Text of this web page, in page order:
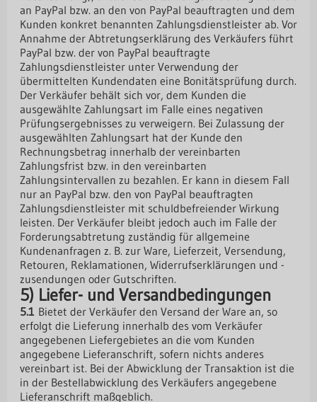
an PayPal bzw. an den von PayPal beauftragten und dem
Kunden konkret benannten Zahlungsdienstleister ab. Vor
Annahme der Abtretungserklärung des Verkäufers führt
PayPal bzw. der von PayPal beauftragte
Zahlungsdienstleister unter Verwendung der
übermittelten Kundendaten eine Bonitätsprüfung durch.
Der Verkäufer behält sich vor, dem Kunden die
ausgewählte Zahlungsart im Falle eines negativen
Prüfungsergebnisses zu verweigern. Bei Zulassung der
ausgewählten Zahlungsart hat der Kunde den
Rechnungsbetrag innerhalb der vereinbarten
Zahlungsfrist bzw. in den vereinbarten
Zahlungsintervallen zu bezahlen. Er kann in diesem Fall
nur an PayPal bzw. den von PayPal beauftragten
Zahlungsdienstleister mit schuldbefreiender Wirkung
leisten. Der Verkäufer bleibt jedoch auch im Falle der
Forderungsabtretung zuständig für allgemeine
Kundenanfragen z. B. zur Ware, Lieferzeit, Versendung,
Retouren, Reklamationen, Widerrufserklärungen und -
zusendungen oder Gutschriften.
5) Liefer- und Versandbedingungen
5.1 Bietet der Verkäufer den Versand der Ware an, so
erfolgt die Lieferung innerhalb des vom Verkäufer
angegebenen Liefergebietes an die vom Kunden
angegebene Lieferanschrift, sofern nichts anderes
vereinbart ist. Bei der Abwicklung der Transaktion ist die
in der Bestellabwicklung des Verkäufers angegebene
Lieferanschrift maßgeblich.